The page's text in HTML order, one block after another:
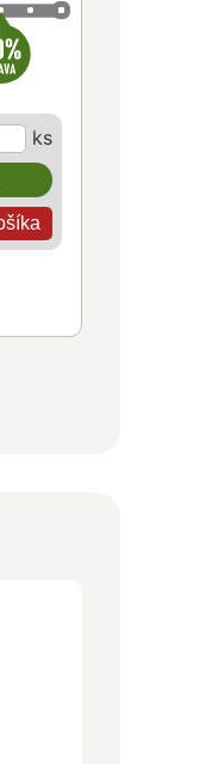
ks